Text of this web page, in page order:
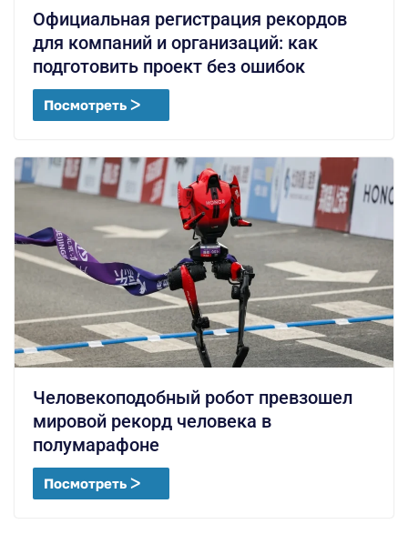
Официальная регистрация рекордов
для компаний и организаций: как
подготовить проект без ошибок
Посмотреть ᐳ
Человекоподобный робот превзошел
мировой рекорд человека в
полумарафоне
Посмотреть ᐳ